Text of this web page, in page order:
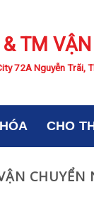
TM
72A Nguyễn Trãi,
CHO
CHUYỂN